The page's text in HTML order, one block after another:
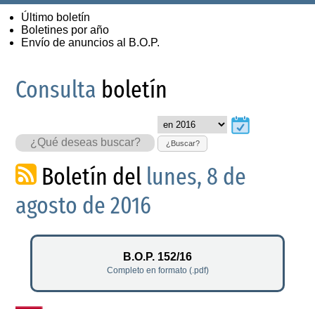
Último boletín
Boletines por año
Envío de anuncios al B.O.P.
Consulta boletín
¿Buscar?
Boletín del lunes, 8 de
agosto de 2016
B.O.P. 152/16
Completo en formato (.pdf)